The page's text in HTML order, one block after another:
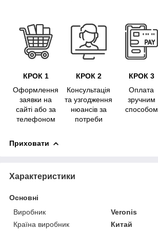
КРОК 1
Оформлення
заявки на
сайті або за
телефоном
КРОК 2
Консультація
та узгодження
нюансів за
потреби
КРОК 3
Оплата
зручним
способом
Приховати
Характеристики
Основні
Виробник
Veronis
Країна виробник
Китай